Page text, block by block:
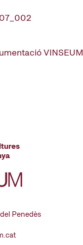
VINSEUM
Penedès